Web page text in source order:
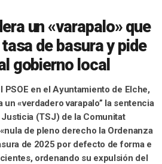
un «varapalo» que
de basura y pide
gobierno local
PSOE en el Ayuntamiento de Elche,
«verdadero varapalo” la sentencia
(TSJ) de la Comunitat
de pleno derecho la Ordenanza
de 2025 por defecto de forma e
ordenando su expulsión del